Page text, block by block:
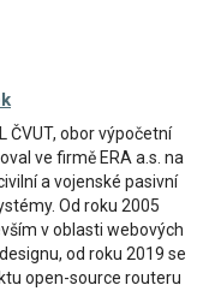
ČVUT, obor výpočetní
ve firmě ERA a.s. na
a vojenské pasivní
Od roku 2005
v oblasti webových
od roku 2019 se
open-source routeru